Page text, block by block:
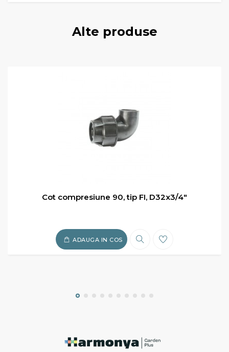
Alte produse
Cot compresiune 90, tip FI, D32x3/4"
ADAUGA IN COS